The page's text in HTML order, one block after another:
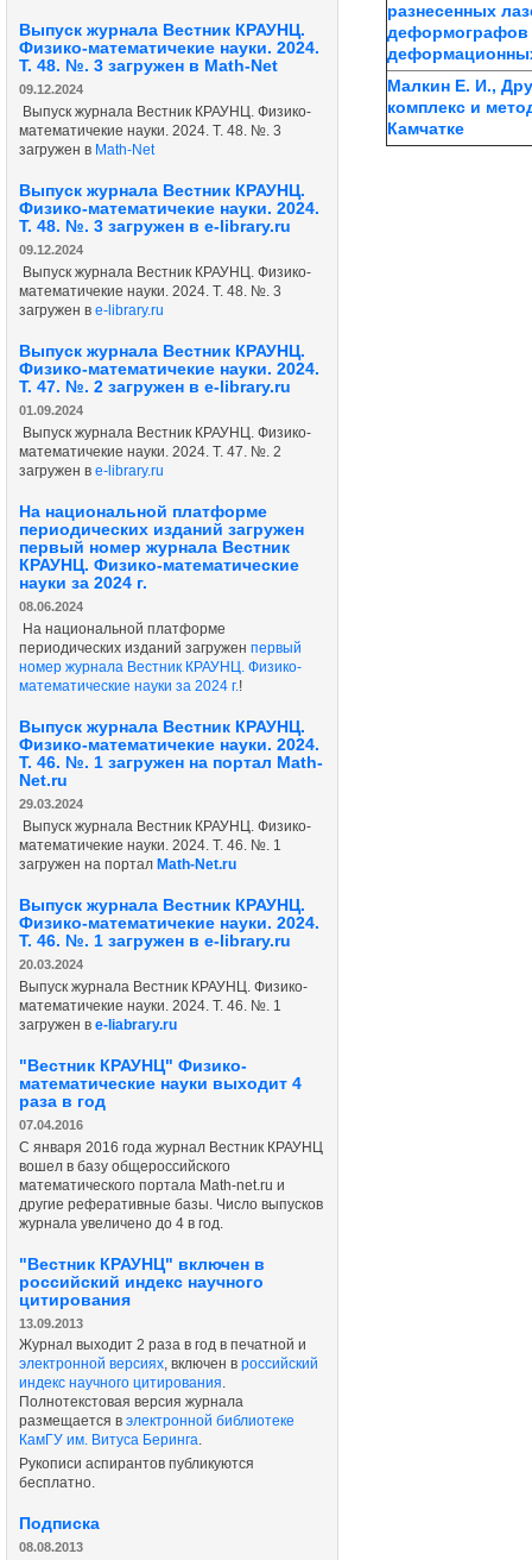
Выпуск журнала Вестник КРАУНЦ.
Физико-математичекие науки. 2024.
Т. 48. №. 3 загружен в Math-Net
09.12.2024
Выпуск журнала Вестник КРАУНЦ. Физико-
математичекие науки. 2024. Т. 48. №. 3
загружен в Math-Net
Выпуск журнала Вестник КРАУНЦ.
Физико-математичекие науки. 2024.
Т. 48. №. 3 загружен в e-library.ru
09.12.2024
Выпуск журнала Вестник КРАУНЦ. Физико-
математичекие науки. 2024. Т. 48. №. 3
загружен в e-library.ru
Выпуск журнала Вестник КРАУНЦ.
Физико-математичекие науки. 2024.
Т. 47. №. 2 загружен в e-library.ru
01.09.2024
Выпуск журнала Вестник КРАУНЦ. Физико-
математичекие науки. 2024. Т. 47. №. 2
загружен в e-library.ru
На национальной платформе
периодических изданий загружен
первый номер журнала Вестник
КРАУНЦ. Физико-математические
науки за 2024 г.
08.06.2024
На национальной платформе
периодических изданий загружен первый
номер журнала Вестник КРАУНЦ. Физико-
математические науки за 2024 г. !
Выпуск журнала Вестник КРАУНЦ.
Физико-математичекие науки. 2024.
Т. 46. №. 1 загружен на портал Math-
Net.ru
29.03.2024
Выпуск журнала Вестник КРАУНЦ. Физико-
математичекие науки. 2024. Т. 46. №. 1
загружен на портал Math-Net.ru
Выпуск журнала Вестник КРАУНЦ.
Физико-математичекие науки. 2024.
Т. 46. №. 1 загружен в e-library.ru
20.03.2024
Выпуск журнала Вестник КРАУНЦ. Физико-
математичекие науки. 2024. Т. 46. №. 1
загружен в е-liabrary.ru
"Вестник КРАУНЦ" Физико-
математические науки выходит 4
раза в год
07.04.2016
С января 2016 года журнал Вестник КРАУНЦ
вошел в базу общероссийского
математического портала Math-net.ru и
другие реферативные базы. Число выпусков
журнала увеличено до 4 в год.
"Вестник КРАУНЦ" включен в
российский индекс научного
цитирования
13.09.2013
Журнал выходит 2 раза в год в печатной и
электронной версиях , включен в российский
индекс научного цитирования
Полнотекстовая версия журнала
размещается в электронной библиотеке
КамГУ им. Витуса Беринга
Рукописи аспирантов публикуются
бесплатно.
Подписка
08.08.2013
разнесенных
деформографов
Малкин Е. И.,
комплекс и
Камчатке